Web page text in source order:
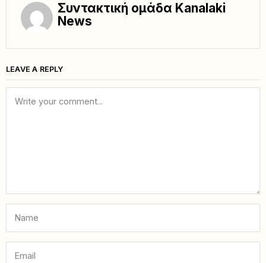
Συντακτική ομάδα Kanalaki
News
LEAVE A REPLY